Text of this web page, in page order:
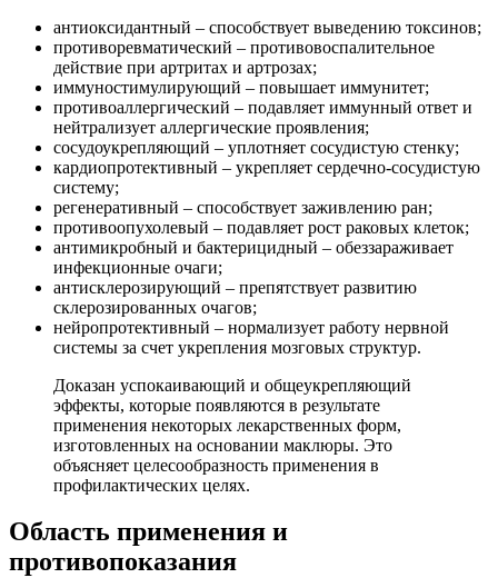
антиоксидантный – способствует выведению токсинов;
противоревматический – противовоспалительное
действие при артритах и артрозах;
иммуностимулирующий – повышает иммунитет;
противоаллергический – подавляет иммунный ответ и
нейтрализует аллергические проявления;
сосудоукрепляющий – уплотняет сосудистую стенку;
кардиопротективный – укрепляет сердечно-сосудистую
систему;
регенеративный – способствует заживлению ран;
противоопухолевый – подавляет рост раковых клеток;
антимикробный и бактерицидный – обеззараживает
инфекционные очаги;
антисклерозирующий – препятствует развитию
склерозированных очагов;
нейропротективный – нормализует работу нервной
системы за счет укрепления мозговых структур.
Доказан успокаивающий и общеукрепляющий
эффекты, которые появляются в результате
применения некоторых лекарственных форм,
изготовленных на основании маклюры. Это
объясняет целесообразность применения в
профилактических целях.
Область применения и
противопоказания